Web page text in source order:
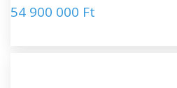
54 900 000 Ft